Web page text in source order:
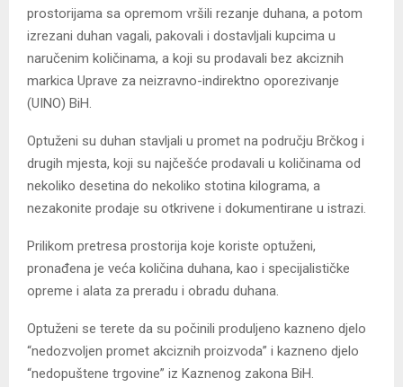
prostorijama sa opremom vršili rezanje duhana, a potom
izrezani duhan vagali, pakovali i dostavljali kupcima u
naručenim količinama, a koji su prodavali bez akciznih
markica Uprave za neizravno-indirektno oporezivanje
(UINO) BiH.
Optuženi su duhan stavljali u promet na području Brčkog i
drugih mjesta, koji su najčešće prodavali u količinama od
nekoliko desetina do nekoliko stotina kilograma, a
nezakonite prodaje su otkrivene i dokumentirane u istrazi.
Prilikom pretresa prostorija koje koriste optuženi,
pronađena je veća količina duhana, kao i specijalističke
opreme i alata za preradu i obradu duhana.
Optuženi se terete da su počinili produljeno kazneno djelo
“nedozvoljen promet akciznih proizvoda” i kazneno djelo
“nedopuštene trgovine” iz Kaznenog zakona BiH.